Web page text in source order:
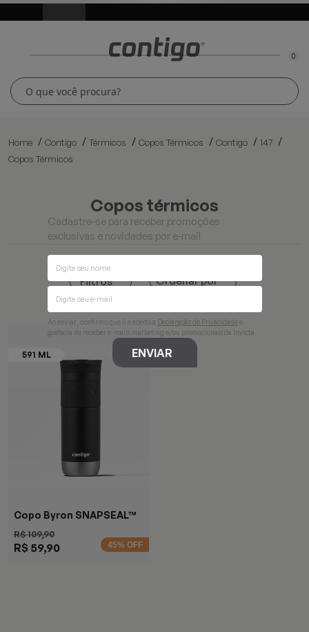
0
Home Contigo Térmicos Copos Térmicos Contigo
147
Copos Térmicos
copos térmicos
Filtros Ordenar por
Copo Byron SNAPSEAL™
R$ 109,90
R$ 59,90 45% OFF
Cadastre-se para receber promoções
exclusivas e novidades por e-mail
Ao enviar, confirmo que li e aceito a Declaração de Privacidadee
gostaria de receber e-mails marketing e/ou promocionais da Invicta
ENVIAR